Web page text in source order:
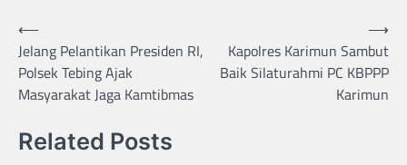
Post
navigation
⟵
Jelang Pelantikan Presiden RI,
Polsek Tebing Ajak
Masyarakat Jaga Kamtibmas
Kapolres Karimun Sambut
Baik Silaturahmi PC KBPPP
Karimun
⟶
Related Posts